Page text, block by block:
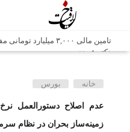
تامین مالی ۳,۰۰۰
دکتر عبیدی
شش وزیر کابینه پاکستان با حضور
اتابک: ظرفیت های جدید
خانه بورس
عدم اصلاح دستورالعمل
زمینه‌ساز بحران در نظام